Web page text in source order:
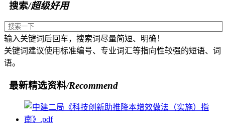
搜索/超级好用
输入关键词后回车，搜索词尽量简短、明确！
关键词建议使用标准编号、专业词汇等指向性较强的短语、词
语。
最新精选资料/Recommend